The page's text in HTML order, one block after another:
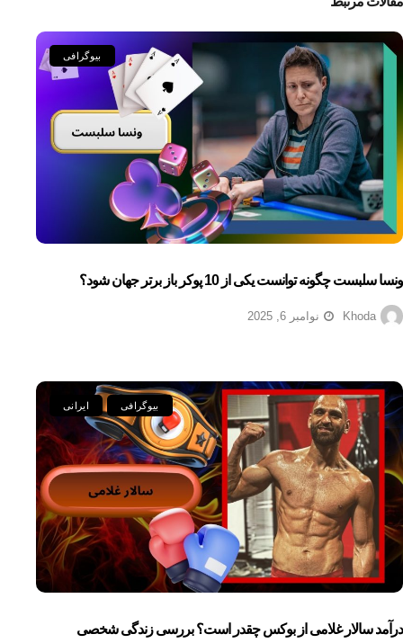
بیوگرافی
ونسا سلبست چگونه توانست یکی از 10 پوکر باز برتر جهان شود؟
Khoda نوامبر 6, 2025
ایرانی بیوگرافی
درآمد سالار غلامی از بوکس چقدر است؟ بررسی زندگی شخصی